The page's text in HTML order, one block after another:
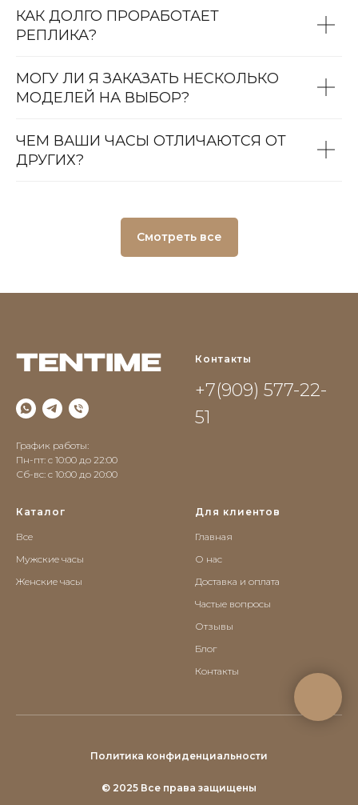
КАК ДОЛГО ПРОРАБОТАЕТ
РЕПЛИКА?
МОГУ ЛИ Я ЗАКАЗАТЬ НЕСКОЛЬКО
МОДЕЛЕЙ НА ВЫБОР?
ЧЕМ ВАШИ ЧАСЫ ОТЛИЧАЮТСЯ ОТ
ДРУГИХ?
Смотреть все
График работы:
Пн-пт: с 10:00 до 22:00
Сб-вс: c 10:00 до 20:00
Контакты
+7(909) 577-22-
51
Каталог
Все
Мужские часы
Женские часы
Для клиентов
Главная
О нас
Доставка и оплата
Частые вопросы
Отзывы
Блог
Контакты
Политика конфиденциальности
© 2025 Все права защищены